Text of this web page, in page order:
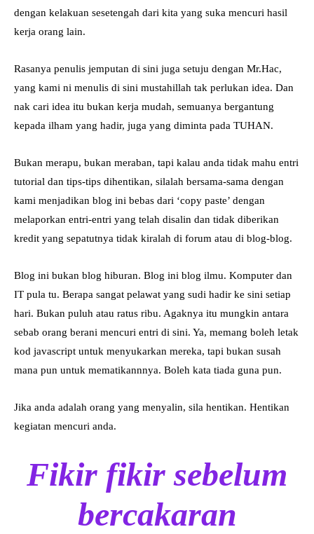
dengan kelakuan sesetengah dari kita yang suka mencuri hasil
kerja orang lain.
Rasanya penulis jemputan di sini juga setuju dengan Mr.Hac,
yang kami ni menulis di sini mustahillah tak perlukan idea. Dan
nak cari idea itu bukan kerja mudah, semuanya bergantung
kepada ilham yang hadir, juga yang diminta pada TUHAN.
Bukan merapu, bukan meraban, tapi kalau anda tidak mahu entri
tutorial dan tips-tips dihentikan, silalah bersama-sama dengan
kami menjadikan blog ini bebas dari ‘copy paste’ dengan
melaporkan entri-entri yang telah disalin dan tidak diberikan
kredit yang sepatutnya tidak kiralah di forum atau di blog-blog.
Blog ini bukan blog hiburan. Blog ini blog ilmu. Komputer dan
IT pula tu. Berapa sangat pelawat yang sudi hadir ke sini setiap
hari. Bukan puluh atau ratus ribu. Agaknya itu mungkin antara
sebab orang berani mencuri entri di sini. Ya, memang boleh letak
kod javascript untuk menyukarkan mereka, tapi bukan susah
mana pun untuk mematikannnya. Boleh kata tiada guna pun.
Jika anda adalah orang yang menyalin, sila hentikan. Hentikan
kegiatan mencuri anda.
Fikir fikir sebelum
bercakaran